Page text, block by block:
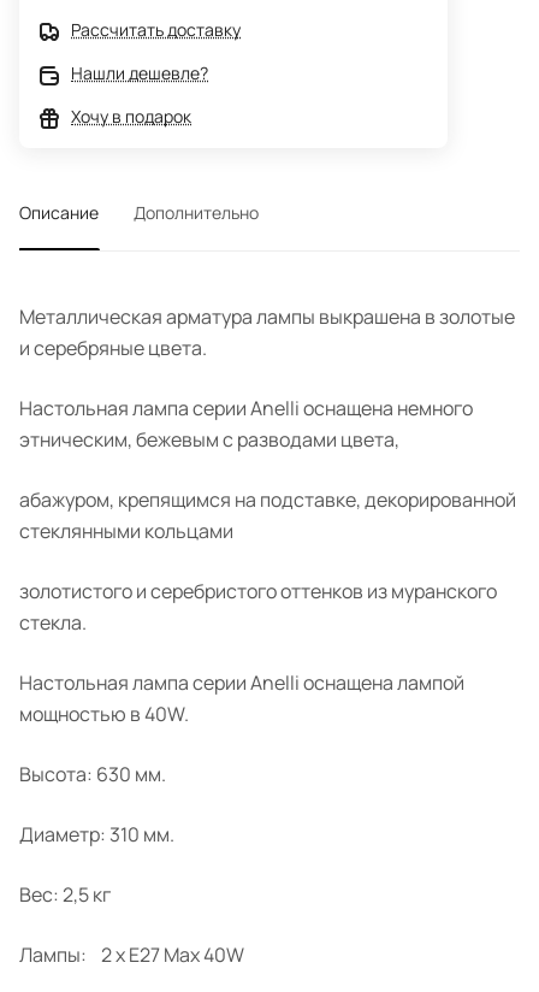
Рассчитать доставку
Нашли дешевле?
Хочу в подарок
Описание Дополнительно
Металлическая арматура лампы выкрашена в золотые
и серебряные цвета.
Настольная лампа серии Anelli оснащена немного
этническим, бежевым с разводами цвета,
абажуром, крепящимся на подставке, декорированной
стеклянными кольцами
золотистого и серебристого оттенков из муранского
стекла.
Настольная лампа серии Anelli оснащена лампой
мощностью в 40W.
Высота: 630 мм.
Диаметр: 310 мм.
Вес: 2,5 кг
Лампы: 2 x E27 Max 40W